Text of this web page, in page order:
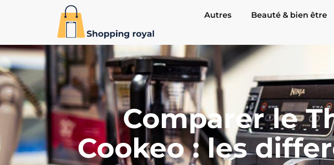
Autres Beauté & bien être
Comparer le
Cookeo : les